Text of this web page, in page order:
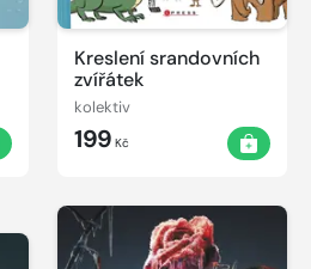
Kreslení srandovních
zvířátek
kolektiv
199 Kč